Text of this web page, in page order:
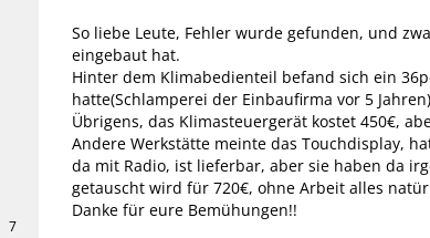
7
So liebe Leute, Fehler wurde gefunden, und
eingebaut hat.
Hinter dem Klimabedienteil befand sich ein
hatte(Schlamperei der Einbaufirma vor 5 Jahren)
Übrigens, das Klimasteuergerät kostet 450€,
Andere Werkstätte meinte das Touchdisplay,
da mit Radio, ist lieferbar, aber sie haben da
getauscht wird für 720€, ohne Arbeit alles
Danke für eure Bemühungen!!